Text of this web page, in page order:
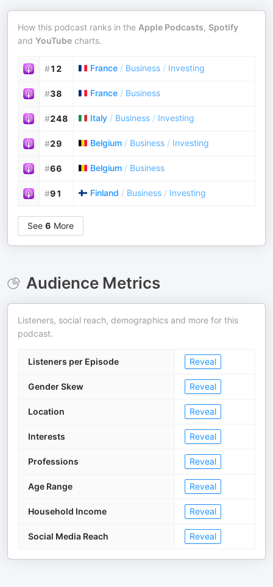
How this podcast ranks in the Apple Podcasts, Spotify
and YouTube charts.
#12 France / Business / Investing
#38 France / Business
#248 Italy / Business / Investing
#29 Belgium / Business / Investing
#66 Belgium / Business
#91 Finland / Business / Investing
See 6 More
Audience Metrics
Listeners, social reach, demographics and more for this
podcast.
Listeners per Episode Reveal
Gender Skew Reveal
Location Reveal
Interests Reveal
Professions Reveal
Age Range Reveal
Household Income Reveal
Social Media Reach Reveal